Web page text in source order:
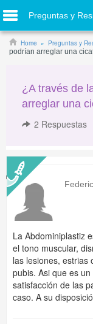
Preguntas y
Home Preguntas y
podrían arreglar una
¿A través de
arreglar una
2 Respuestas
La Abdominiplastiz
el tono muscular,
las lesiones, estrias
pubis. Asi que es
satisfacción de las
caso. A su